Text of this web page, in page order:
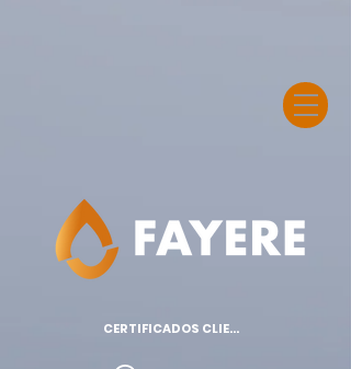
CERTIFICADOS CLIENTES